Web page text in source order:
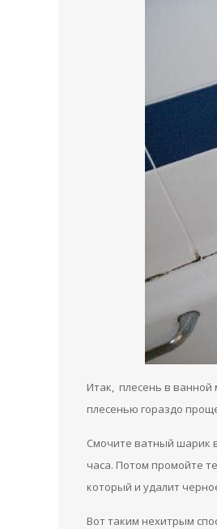
Итак, плесень в ванной
плесенью гораздо
Смочите ватный шарик
часа. Потом промойте
который и удалит
Вот таким нехитрым